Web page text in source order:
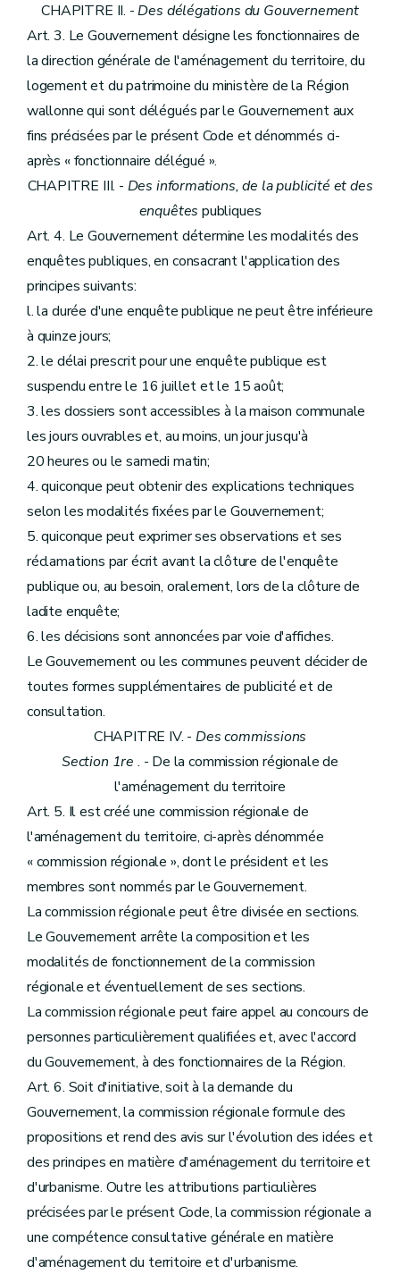
CHAPITRE II. -Des délégations du Gouvernement
Art. 3. Le Gouvernement désigne les fonctionnaires de
la direction générale de l'aménagement du territoire, du
logement et du patrimoine du ministère de la Région
wallonne qui sont délégués par le Gouvernement aux
fins précisées par le présent Code et dénommés ci-
après « fonctionnaire délégué ».
CHAPITRE III. - Des informations, de la publicité et des
enquêtes publiques
Art. 4. Le Gouvernement détermine les modalités des
enquêtes publiques, en consacrant l'application des
principes suivants:
l. la durée d'une enquête publique ne peut être inférieure
à quinze jours;
2. le délai prescrit pour une enquête publique est
suspendu entre le 16 juillet et le 15 août;
3. les dossiers sont accessibles à la maison communale
les jours ouvrables et, au moins, un jour jusqu'à
20 heures ou le samedi matin;
4. quiconque peut obtenir des explications techniques
selon les modalités fixées par le Gouvernement;
5. quiconque peut exprimer ses observations et ses
réclamations par écrit avant la clôture de l'enquête
publique ou, au besoin, oralement, lors de la clôture de
ladite enquête;
6. les décisions sont annoncées par voie d'affiches.
Le Gouvernement ou les communes peuvent décider de
toutes formes supplémentaires de publicité et de
consultation.
CHAPITRE IV. - Des commissions
Section 1re . - De la commission régionale de
l'aménagement du territoire
Art. 5. Il est créé une commission régionale de
l'aménagement du territoire, ci-après dénommée
« commission régionale », dont le président et les
membres sont nommés par le Gouvernement.
La commission régionale peut être divisée en sections.
Le Gouvernement arrête la composition et les
modalités de fonctionnement de la commission
régionale et éventuellement de ses sections.
La commission régionale peut faire appel au concours de
personnes particulièrement qualifiées et, avec l'accord
du Gouvernement, à des fonctionnaires de la Région.
Art. 6. Soit d'initiative, soit à la demande du
Gouvernement, la commission régionale formule des
propositions et rend des avis sur l'évolution des idées et
des principes en matière d'aménagement du territoire et
d'urbanisme. Outre les attributions particulières
précisées par le présent Code, la commission régionale a
une compétence consultative générale en matière
d'aménagement du territoire et d'urbanisme.